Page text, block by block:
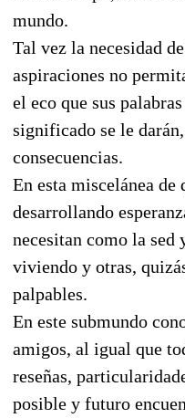
mundo.
Tal vez la necesidad
aspiraciones no
el eco que sus
significado se le
consecuencias.
En esta miscelánea de
desarrollando
necesitan como la sed
viviendo y otras,
palpables.
En este submundo
amigos, al igual que
reseñas,
posible y futuro